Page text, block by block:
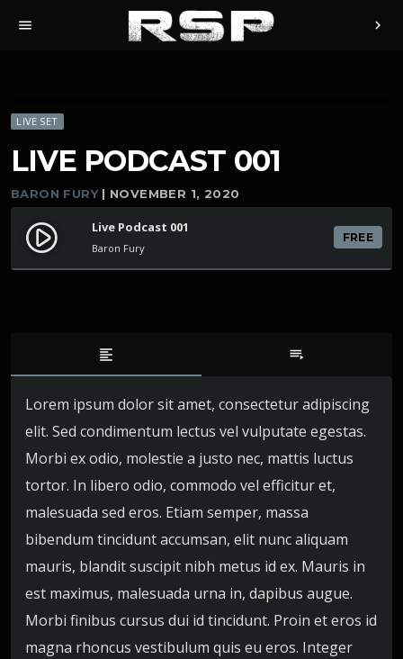
menu chevron_right
LIVE SET
LIVE PODCAST 001
BARON FURY| NOVEMBER 1, 2020
play_circle_filled Live Podcast 001
Baron Fury
FREE
format_align_left playlist_play
Lorem ipsum dolor sit amet, consectetur adipiscing
elit. Sed condimentum lectus vel vulputate egestas.
Morbi ex odio, molestie a justo nec, mattis luctus
tortor. In libero odio, commodo vel efficitur et,
malesuada sed eros. Etiam semper, massa
bibendum tincidunt accumsan, elit nunc aliquam
mauris, blandit suscipit nibh metus id ex. Mauris in
est maximus, malesuada urna in, dapibus augue.
Morbi finibus cursus dui id tincidunt. Proin et eros id
magna rhoncus vestibulum quis eu eros. Integer